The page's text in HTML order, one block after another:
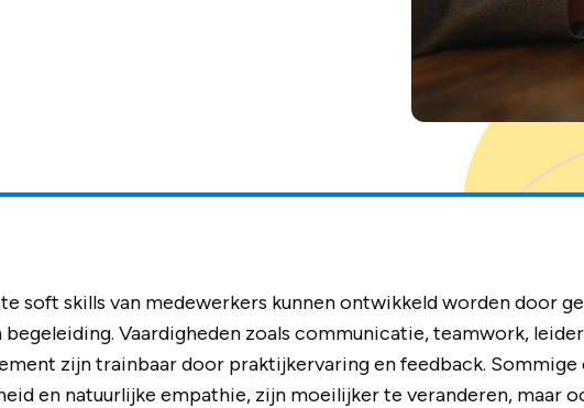
soft skills van medewerkers kunnen ontwikkeld worden door
Vaardigheden zoals communicatie, teamwork,
zijn trainbaar door praktijkervaring en feedback. Sommige
en natuurlijke empathie, zijn moeilijker te veranderen, maar